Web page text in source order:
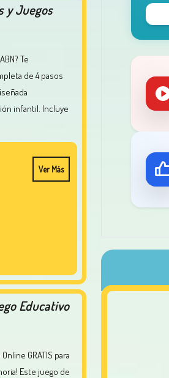
y Juegos
de 4 pasos
infantil. Incluye
Ver Más
Educativo
Este juego de